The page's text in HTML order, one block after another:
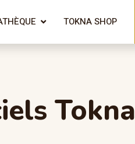
TOKNA SHOP
Tokna